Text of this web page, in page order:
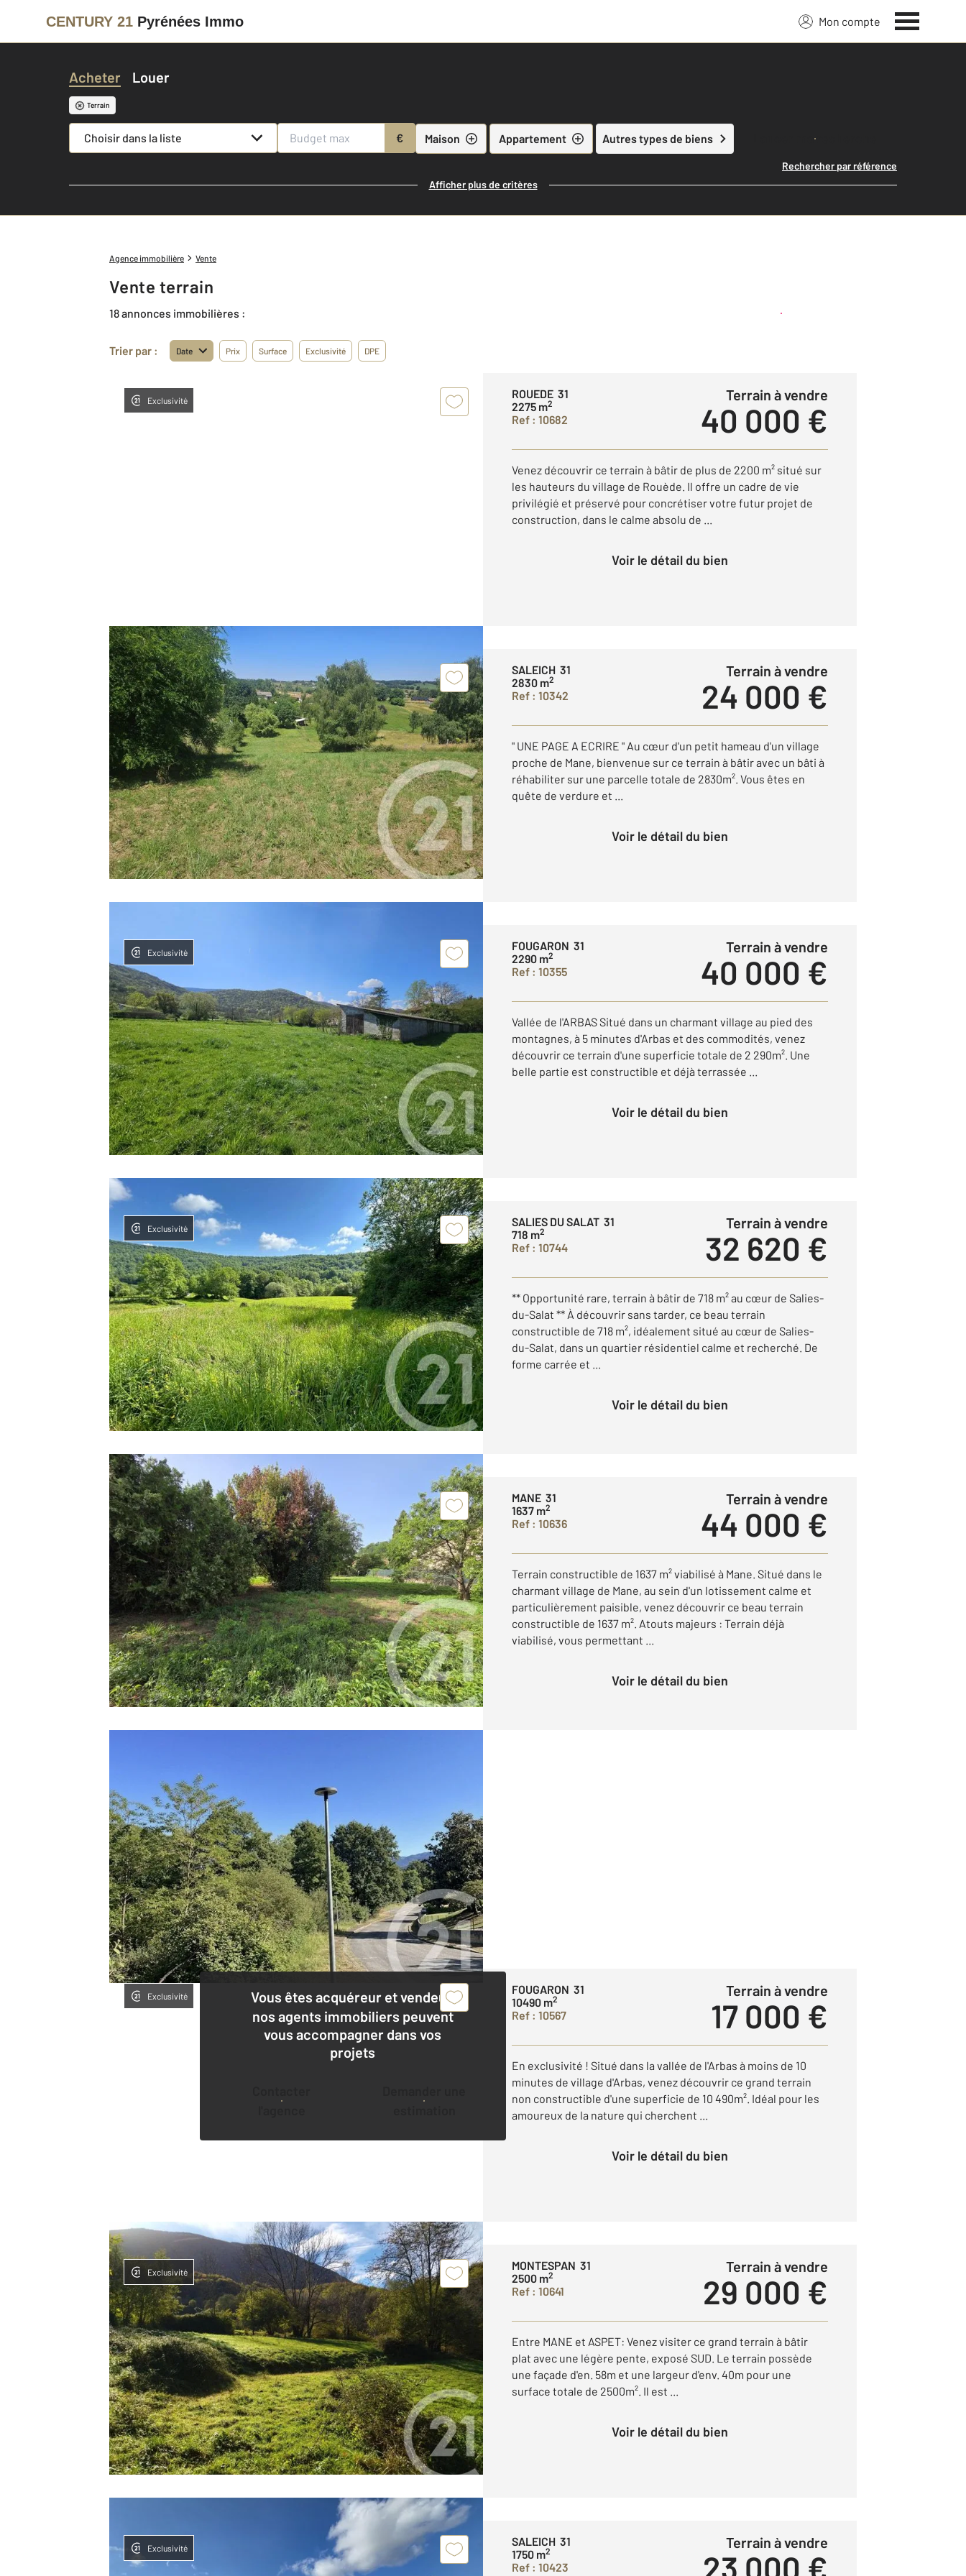
CENTURY 21 Pyrénées Immo Mon compte
Acheter Louer
Terrain
Choisir dans la liste € Maison Appartement Autres types de biens Lancer ma recherche
Rechercher par référence
Afficher plus de critères
Agence immobilière Vente
Vente terrain
18 annonces immobilières : Créer une alerte
Trier par : Date Prix Surface Exclusivité DPE
Exclusivité
ROUEDE 31
2275 m2
Ref : 10682
Terrain à vendre
40 000 €
Venez découvrir ce terrain à bâtir de plus de 2200 m² situé sur
les hauteurs du village de Rouède. Il offre un cadre de vie
privilégié et préservé pour concrétiser votre futur projet de
construction, dans le calme absolu de ...
Voir le détail du bien
SALEICH 31
2830 m2
Ref : 10342
Terrain à vendre
24 000 €
" UNE PAGE A ECRIRE " Au cœur d'un petit hameau d'un village
proche de Mane, bienvenue sur ce terrain à bâtir avec un bâti à
réhabiliter sur une parcelle totale de 2830m². Vous êtes en
quête de verdure et ...
Voir le détail du bien
Exclusivité
FOUGARON 31
2290 m2
Ref : 10355
Terrain à vendre
40 000 €
Vallée de l'ARBAS Situé dans un charmant village au pied des
montagnes, à 5 minutes d'Arbas et des commodités, venez
découvrir ce terrain d'une superficie totale de 2 290m². Une
belle partie est constructible et déjà terrassée ...
Voir le détail du bien
Exclusivité
SALIES DU SALAT 31
718 m2
Ref : 10744
Terrain à vendre
32 620 €
** Opportunité rare, terrain à bâtir de 718 m² au cœur de Salies-
du-Salat ** À découvrir sans tarder, ce beau terrain
constructible de 718 m², idéalement situé au cœur de Salies-
du-Salat, dans un quartier résidentiel calme et recherché. De
forme carrée et ...
Voir le détail du bien
MANE 31
1637 m2
Ref : 10636
Terrain à vendre
44 000 €
Terrain constructible de 1637 m² viabilisé à Mane. Situé dans le
charmant village de Mane, au sein d'un lotissement calme et
particulièrement paisible, venez découvrir ce beau terrain
constructible de 1637 m². Atouts majeurs : Terrain déjà
viabilisé, vous permettant ...
Voir le détail du bien
Vous êtes acquéreur et vendeur,
nos agents immobiliers peuvent
vous accompagner dans vos
projets
Exclusivité
FOUGARON 31
10490 m2
Ref : 10567
Terrain à vendre
17 000 €
En exclusivité ! Situé dans la vallée de l'Arbas à moins de 10
minutes de village d'Arbas, venez découvrir ce grand terrain
non constructible d'une superficie de 10 490m². Idéal pour les
amoureux de la nature qui cherchent ...
Voir le détail du bien
Exclusivité
MONTESPAN 31
2500 m2
Ref : 10641
Terrain à vendre
29 000 €
Entre MANE et ASPET: Venez visiter ce grand terrain à bâtir
plat avec une légère pente, exposé SUD. Le terrain possède
une façade d'en. 58m et une largeur d'env. 40m pour une
surface totale de 2500m². Il est ...
Voir le détail du bien
Exclusivité
SALEICH 31
1750 m2
Ref : 10423
Terrain à vendre
23 000 €